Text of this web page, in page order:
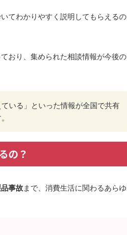
てわかりやすく説明してもらえるの
おり、集められた相談情報が今後の
いる」といった情報が全国で共有
の？
事故まで、消費生活に関わるあらゆ